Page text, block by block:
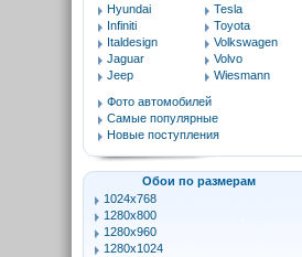
Hyundai
Infiniti
Italdesign
Jaguar
Jeep
Tesla
Toyota
Volkswagen
Volvo
Wiesmann
Фото автомобилей
Самые популярные
Новые поступления
Обои по размерам
1024x768
1280x800
1280x960
1280x1024